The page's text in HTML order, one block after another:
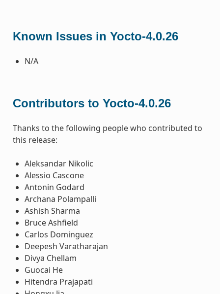
Known Issues in Yocto-4.0.26
N/A
Contributors to Yocto-4.0.26
Thanks to the following people who contributed to
this release:
Aleksandar Nikolic
Alessio Cascone
Antonin Godard
Archana Polampalli
Ashish Sharma
Bruce Ashfield
Carlos Dominguez
Deepesh Varatharajan
Divya Chellam
Guocai He
Hitendra Prajapati